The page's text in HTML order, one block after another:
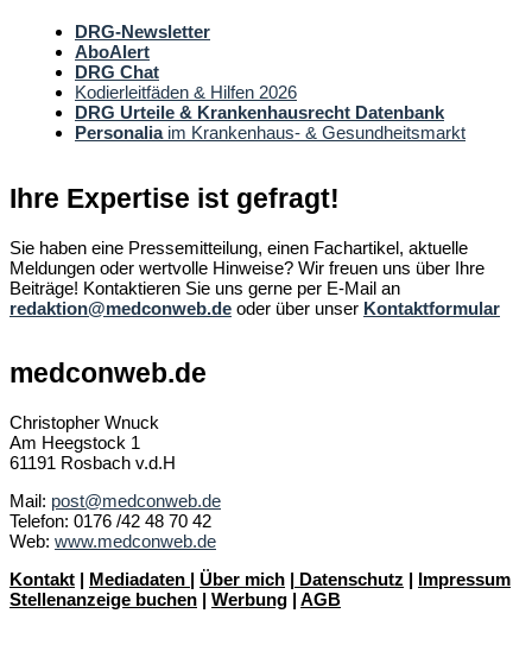
DRG-Newsletter
AboAlert
DRG Chat
Kodierleitfäden & Hilfen 2026
DRG Urteile & Krankenhausrecht Datenbank
Personaliaim Krankenhaus- & Gesundheitsmarkt
Ihre Expertise ist gefragt!
Sie haben eine Pressemitteilung, einen Fachartikel, aktuelle
Meldungen oder wertvolle Hinweise? Wir freuen uns über Ihre
Beiträge! Kontaktieren Sie uns gerne per E-Mail an
redaktion@medconweb.de oder über unser Kontaktformular
medconweb.de
Christopher Wnuck
Am Heegstock 1
61191 Rosbach v.d.H
Mail: post@medconweb.de
Telefon: 0176 /42 48 70 42
Web: www.medconweb.de
Kontakt | Mediadaten | Über mich | Datenschutz | Impressum
Stellenanzeige buchen | Werbung | AGB